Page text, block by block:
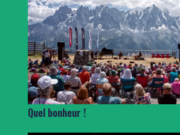
Quel bonheur !